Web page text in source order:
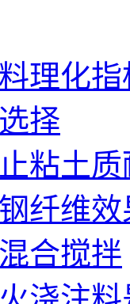
理化指
择
粘土
纤维
合搅拌